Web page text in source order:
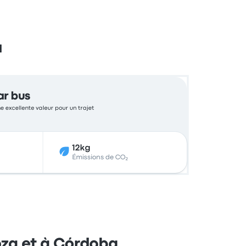
bus
excellente valeur pour un trajet
12kg
Émissions de CO₂